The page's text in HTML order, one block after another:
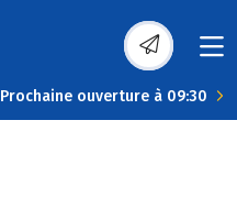
Prochaine ouverture à 09:30